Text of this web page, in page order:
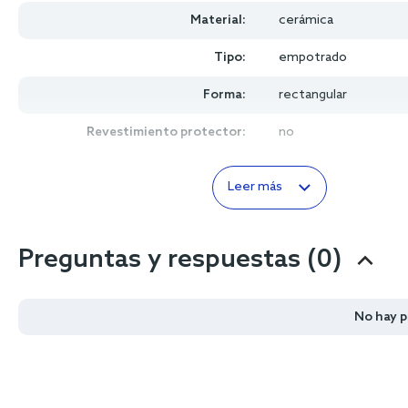
Material: cerámica
Tipo: empotrado
Forma: rectangular
Revestimiento protector: no
Leer más
Preguntas y respuestas (0)
No hay